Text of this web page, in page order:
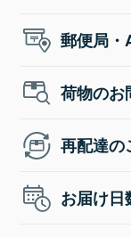
郵便局・
荷物のお
再配達の
お届け日